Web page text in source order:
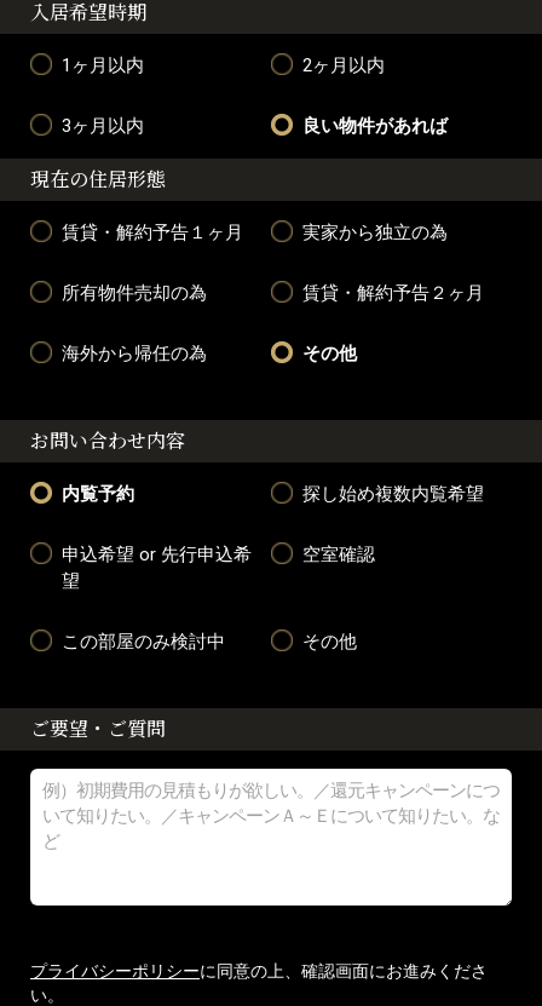
入居希望時期
1ヶ月以内 2ヶ月以内
3ヶ月以内 良い物件があれば
現在の住居形態
賃貸・解約予告１ヶ月 実家から独立の為
所有物件売却の為 賃貸・解約予告２ヶ月
海外から帰任の為 その他
お問い合わせ内容
内覧予約 探し始め複数内覧希望
申込希望 or 先行申込希
望
空室確認
この部屋のみ検討中 その他
ご要望・ご質問
プライバシーポリシーに同意の上、確認画面にお進みくださ
い。